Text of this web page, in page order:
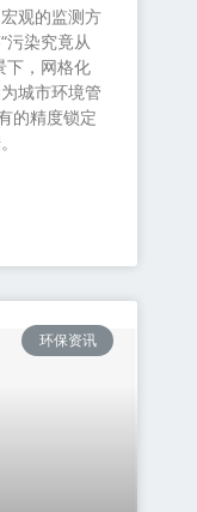
观的监测方
污染究竟从
下，网格化
城市环境管
的精度锁定
环保资讯